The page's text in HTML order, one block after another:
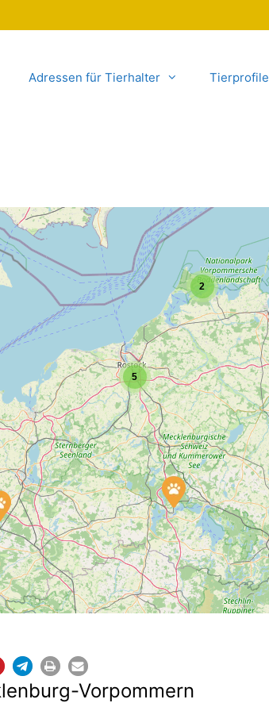
Adressen für Tierhalter Tierprofile
2
5
Vorpommern